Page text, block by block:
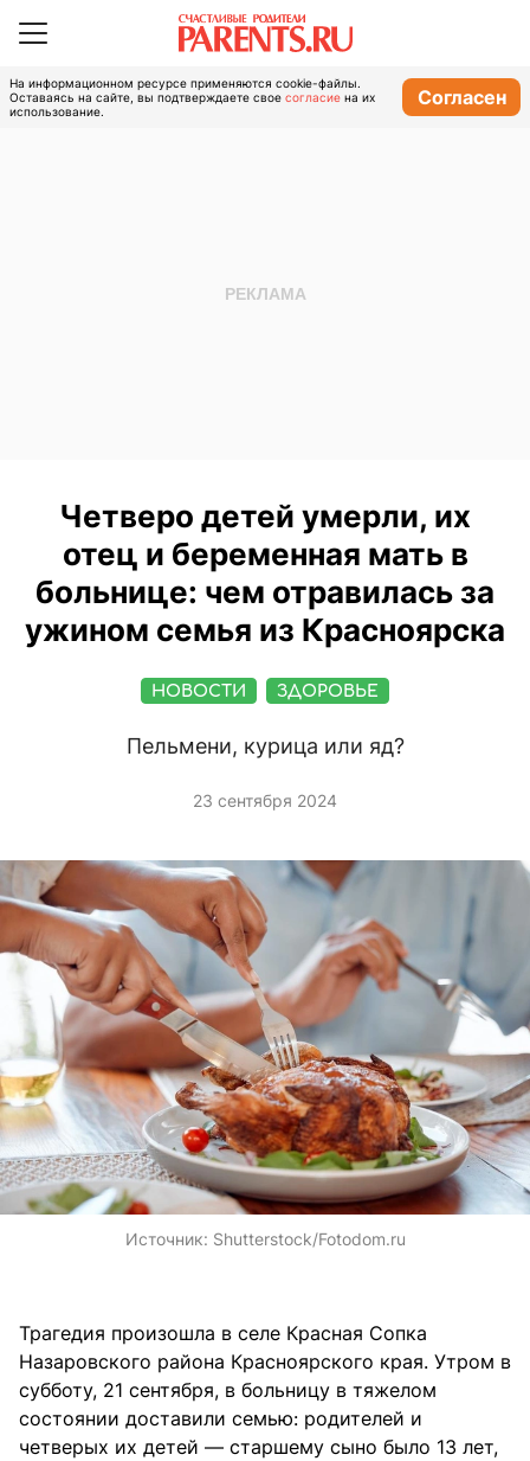
На информационном ресурсе применяются cookie-файлы.
Оставаясь на сайте, вы подтверждаете свое согласие на их
использование.
Согласен
Четверо детей умерли, их
отец и беременная мать в
больнице: чем отравилась за
ужином семья из Красноярска
НОВОСТИ ЗДОРОВЬЕ
Пельмени, курица или яд?
23 сентября 2024
Источник: Shutterstock/Fotodom.ru
Трагедия произошла в селе Красная Сопка
Назаровского района Красноярского края. Утром в
субботу, 21 сентября, в больницу в тяжелом
состоянии доставили семью: родителей и
четверых их детей — старшему сыно было 13 лет,